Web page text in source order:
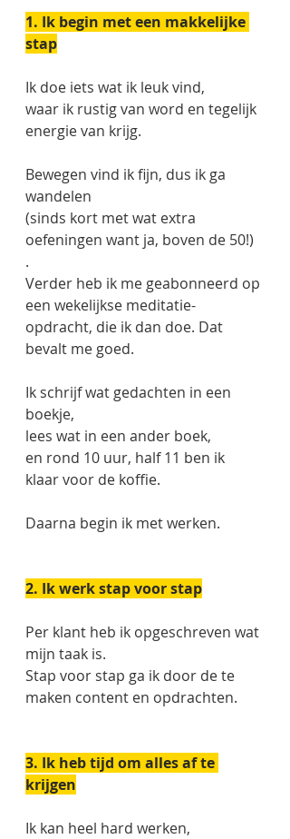
1. Ik begin met een makkelijke
stap
Ik doe iets wat ik leuk vind,
waar ik rustig van word en tegelijk
energie van krijg.
Bewegen vind ik fijn, dus ik ga
wandelen
(sinds kort met wat extra
oefeningen want ja, boven de 50!)
.
Verder heb ik me geabonneerd op
een wekelijkse meditatie-
opdracht, die ik dan doe. Dat
bevalt me goed.
Ik schrijf wat gedachten in een
boekje,
lees wat in een ander boek,
en rond 10 uur, half 11 ben ik
klaar voor de koffie.
Daarna begin ik met werken.
2. Ik werk stap voor stap
Per klant heb ik opgeschreven wat
mijn taak is.
Stap voor stap ga ik door de te
maken content en opdrachten.
3. Ik heb tijd om alles af te
krijgen
Ik kan heel hard werken,